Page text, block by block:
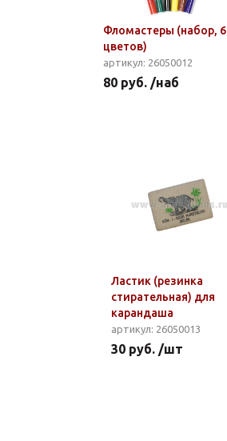
Фломастеры (набор, 6
цветов)
артикул: 26050012
80 руб. /наб
Ластик (резинка
стирательная) для
карандаша
артикул: 26050013
30 руб. /шт